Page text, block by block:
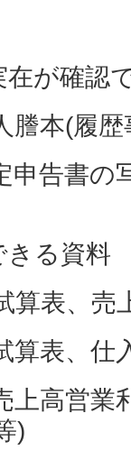
が確認
(履歴事
の写し
る資料
、売上
仕入帳
業利益
)